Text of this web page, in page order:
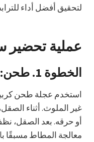
لتحقيق أفضل أداء
عملية
الخطوة 1. طحن:
استخدم عجلة طحن
غير الملوث. أثناء
أو حرقه. بعد الصقل،
معالجة المطاط مسبقًا